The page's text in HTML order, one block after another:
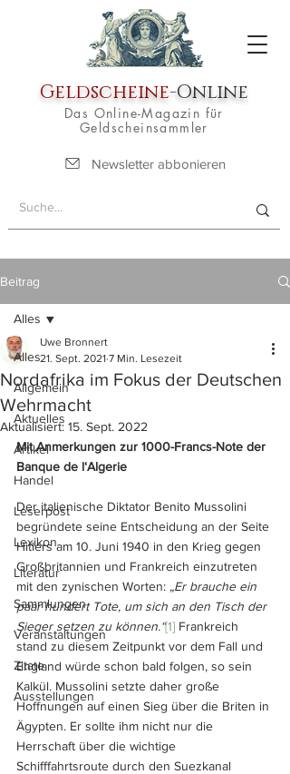
Geldscheine-Online
Das Online-Magazin für
Geldscheinsammler
Newsletter abbonieren
Beitrag
Alles
Allgemein
Aktuelles
Artikel
Handel
Leserpost
Lexikon
Literatur
Sammlungen
Veranstaltungen
Zitate
Ausstellungen
Alles
Nordafrika im Fokus der Deutschen
Wehrmacht
Uwe Bronnert
21. Sept. 2021 7 Min. Lesezeit
Aktualisiert: 15. Sept. 2022
Mit Anmerkungen zur 1000-Francs-Note der
Banque de l‘Algerie
Der italienische Diktator Benito Mussolini
begründete seine Entscheidung an der Seite
Hitlers am 10. Juni 1940 in den Krieg gegen
Großbritannien und Frankreich einzutreten
mit den zynischen Worten: „Er brauche ein
paar hundert Tote, um sich an den Tisch der
Sieger setzen zu können.“[1] Frankreich
stand zu diesem Zeitpunkt vor dem Fall und
England würde schon bald folgen, so sein
Kalkül. Mussolini setzte daher große
Hoffnungen auf einen Sieg über die Briten in
Ägypten. Er sollte ihm nicht nur die
Herrschaft über die wichtige
Schifffahrtsroute durch den Suezkanal